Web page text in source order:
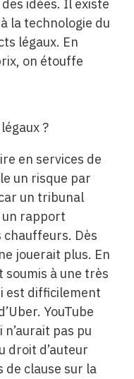
idées. Il existe
la technologie du
légaux. En
on étouffe
?
en services de
un risque par
un tribunal
un rapport
Dès
jouerait plus. En
soumis à une très
est difficilement
YouTube
pas pu
droit d’auteur
de clause sur la